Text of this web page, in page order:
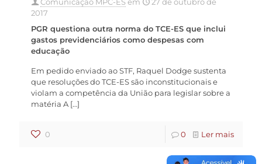
2017
PGR questiona outra norma do TCE-ES que inclui
gastos previdenciários como despesas com
educação
Em pedido enviado ao STF, Raquel Dodge sustenta
que resoluções do TCE-ES são inconstitucionais e
violam a competência da União para legislar sobre a
matéria A […]
0 0 Ler mais